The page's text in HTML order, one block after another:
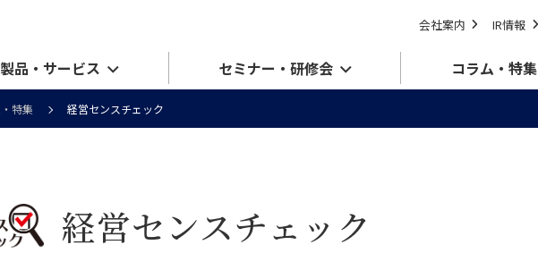
会社案内 IR情報
製品・サービス セミナー・研修会 コラム・特集
特集 経営センスチェック
経営センスチェック